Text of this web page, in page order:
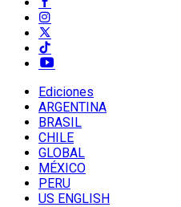
Ediciones
ARGENTINA
BRASIL
CHILE
GLOBAL
MÉXICO
PERU
US ENGLISH